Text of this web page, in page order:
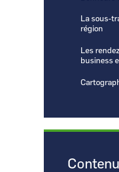
Pays
La sous-
région
Les
business